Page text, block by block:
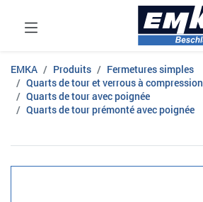
EMKA Produits
Fermetures simples
Quarts de tour et verrous à compression
Quarts de tour avec poignée
Quarts de tour prémonté avec poignée